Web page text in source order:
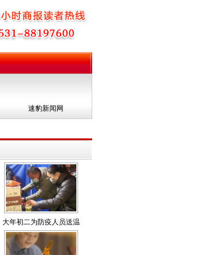
速豹新闻网
大年初二为防疫人员送温
暖 雪夜里的仗义山东人